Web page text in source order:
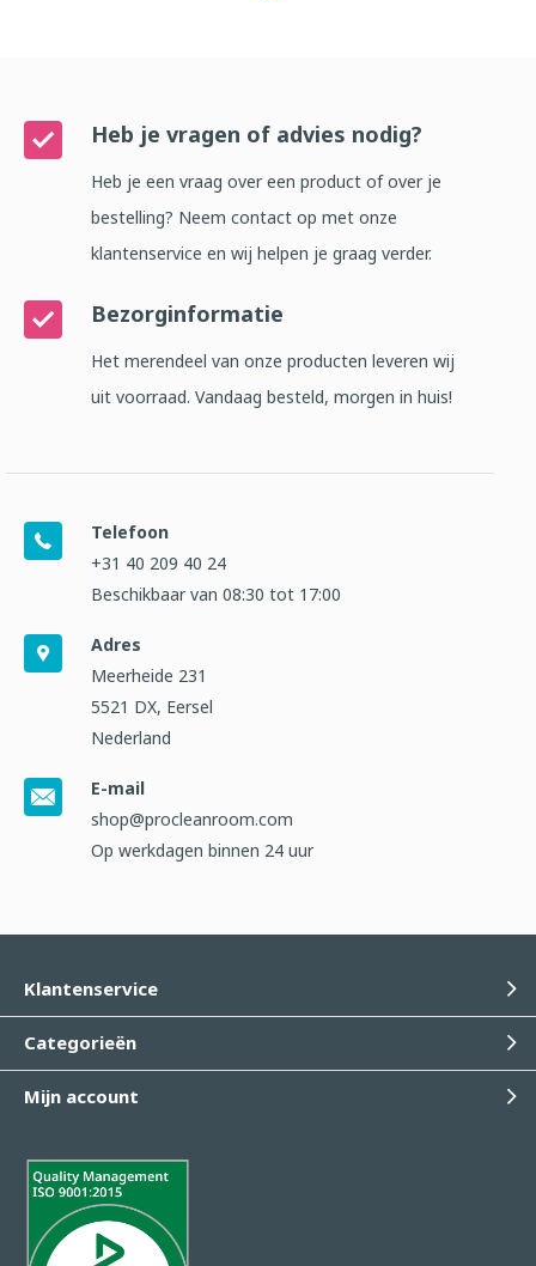
Heb je vragen of advies nodig?
Heb je een vraag over een product of over je
bestelling? Neem contact op met onze
klantenservice en wij helpen je graag verder.
Bezorginformatie
Het merendeel van onze producten leveren wij
uit voorraad. Vandaag besteld, morgen in huis!
Telefoon
+31 40 209 40 24
Beschikbaar van 08:30 tot 17:00
Adres
Meerheide 231
5521 DX, Eersel
Nederland
E-mail
shop@procleanroom.com
Op werkdagen binnen 24 uur
Klantenservice
Categorieën
Mijn account